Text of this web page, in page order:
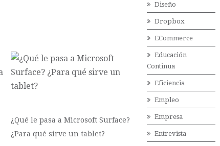
¿Qué le pasa a Microsoft Surface?
¿Para qué sirve un tablet?
Diseño
Dropbox
ECommerce
Educación
Continua
Eficiencia
Empleo
Empresa
Entrevista